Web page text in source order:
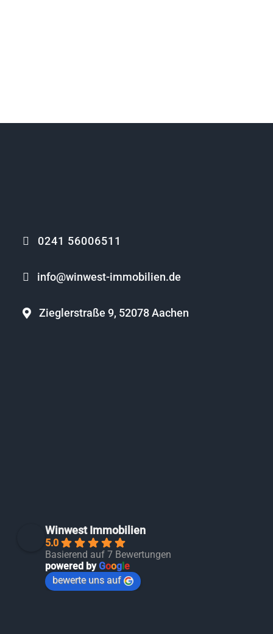
0241 56006511
info@winwest-immobilien.de
Zieglerstraße 9, 52078 Aachen
Winwest Immobilien
5.0
Basierend auf 7 Bewertungen
powered byGoogle
bewerte uns auf